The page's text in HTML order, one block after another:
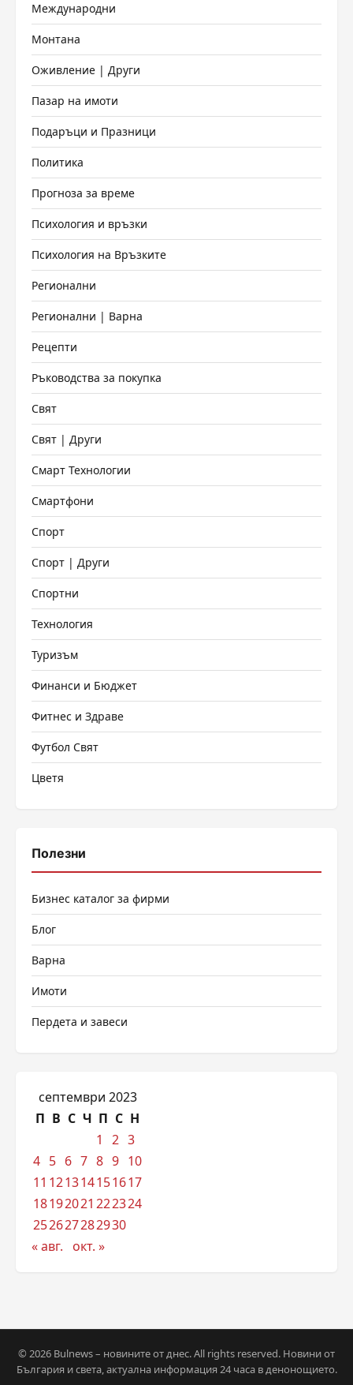
Международни
Монтана
Оживление | Други
Пазар на имоти
Подаръци и Празници
Политика
Прогноза за време
Психология и връзки
Психология на Връзките
Регионални
Регионални | Варна
Рецепти
Ръководства за покупка
Свят
Свят | Други
Смарт Технологии
Смартфони
Спорт
Спорт | Други
Спортни
Технология
Туризъм
Финанси и Бюджет
Фитнес и Здраве
Футбол Свят
Цветя
Полезни
Бизнес каталог за фирми
Блог
Варна
Имоти
Пердета и завеси
септември 2023
П В С Ч П С Н
1
2 3
4 5 6 7 8 9 10
11 121314151617
18192021 222324
252627282930
« авг.
окт. »
© 2026 Bulnews – новините от днес. All rights reserved. Новини от
България и света, актуална информация 24 часа в денонощието.